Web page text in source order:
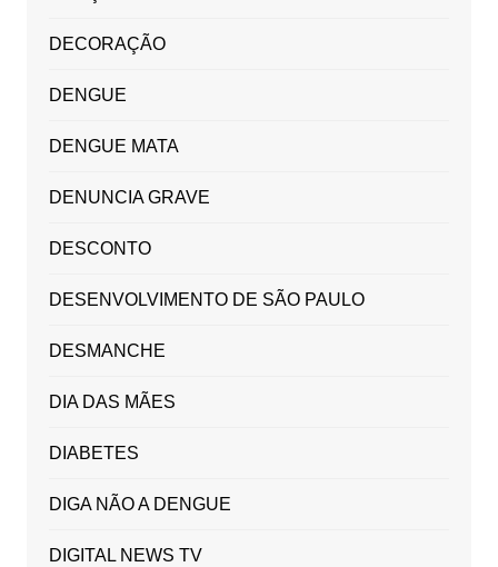
DECORAÇÃO
DENGUE
DENGUE MATA
DENUNCIA GRAVE
DESCONTO
DESENVOLVIMENTO DE SÃO PAULO
DESMANCHE
DIA DAS MÃES
DIABETES
DIGA NÃO A DENGUE
DIGITAL NEWS TV